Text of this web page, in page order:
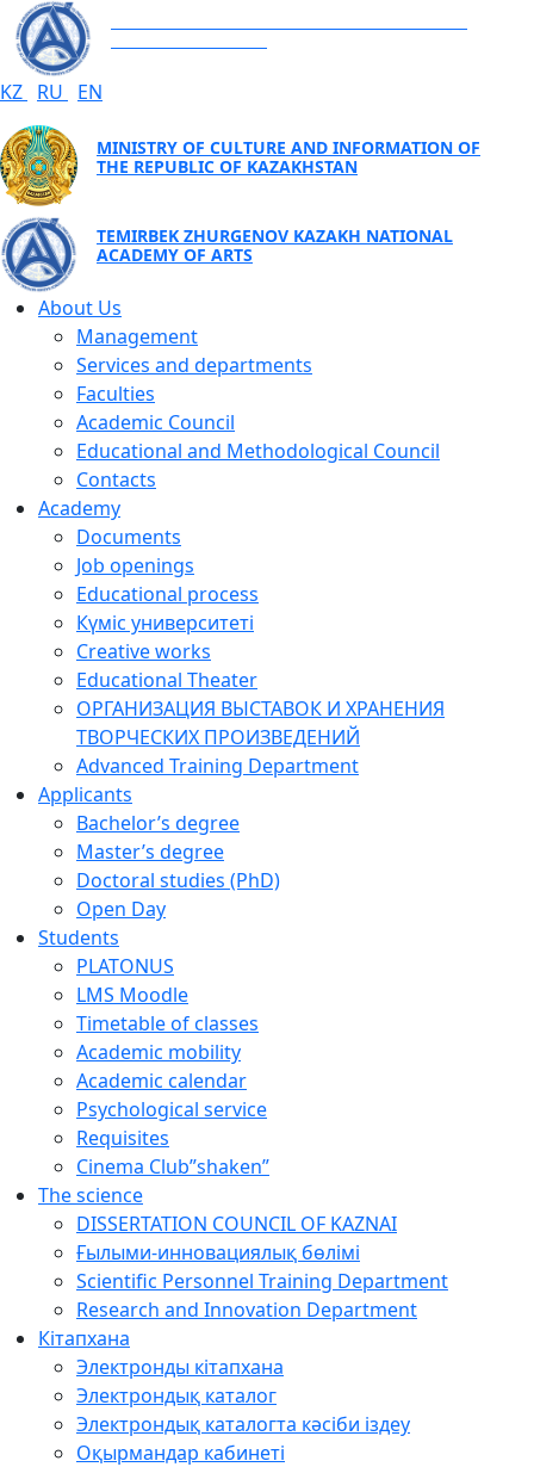
KZ RU EN
MINISTRY OF CULTURE AND INFORMATION OF
THE REPUBLIC OF KAZAKHSTAN
TEMIRBEK ZHURGENOV KAZAKH NATIONAL
ACADEMY OF ARTS
About Us
Management
Services and departments
Faculties
Academic Council
Educational and Methodological Council
Contacts
Academy
Documents
Job openings
Educational process
Күміс университеті
Creative works
Educational Theater
ОРГАНИЗАЦИЯ ВЫСТАВОК И ХРАНЕНИЯ
ТВОРЧЕСКИХ ПРОИЗВЕДЕНИЙ
Advanced Training Department
Applicants
Bachelor’s degree
Master’s degree
Doctoral studies (PhD)
Open Day
Students
PLATONUS
LMS Moodle
Timetable of classes
Academic mobility
Academic calendar
Psychological service
Requisites
Cinema Club”shaken”
The science
DISSERTATION COUNCIL OF KAZNAI
Ғылыми-инновациялық бөлімі
Scientific Personnel Training Department
Research and Innovation Department
Кітапхана
Электронды кітапхана
Электрондық каталог
Электрондық каталогта кәсіби іздеу
Оқырмандар кабинеті